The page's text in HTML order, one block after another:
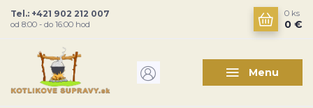
Menu
Tel.: +421 902 212 007
od 8:00 - do 16:00 hod
0 ks
0 €